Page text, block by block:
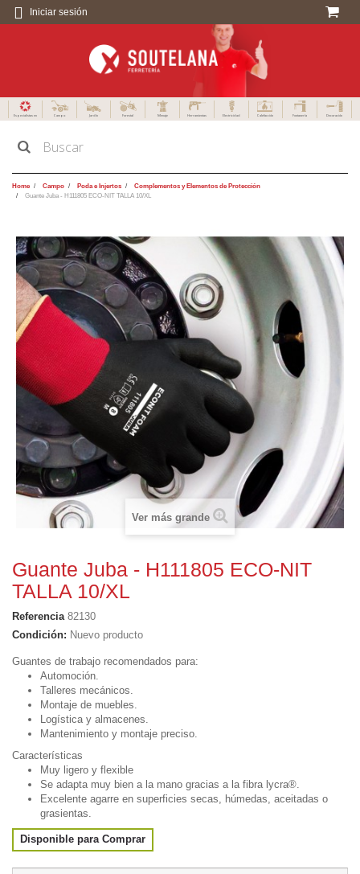
Iniciar sesión
Especialistas en Campo Jardín Forestal Menaje Herramientas Electricidad Calefacción Fontanería Decoración
Home Campo Poda e Injertos
Complementos y Elementos de Protección
Guante Juba - H111805 ECO-NIT TALLA 10/XL
Ver más grande
Guante Juba - H111805 ECO-NIT
TALLA 10/XL
Referencia 82130
Condición: Nuevo producto
Guantes de trabajo recomendados para:
Automoción.
Talleres mecánicos.
Montaje de muebles.
Logística y almacenes.
Mantenimiento y montaje preciso.
Características
Muy ligero y flexible
Se adapta muy bien a la mano gracias a la fibra lycra®.
Excelente agarre en superficies secas, húmedas, aceitadas o
grasientas.
Disponible para Comprar